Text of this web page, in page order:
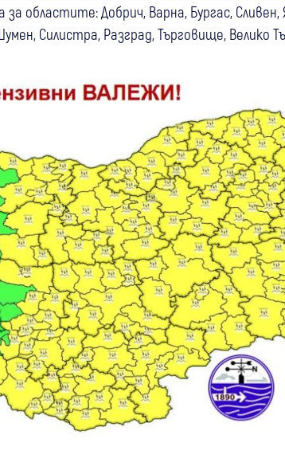
областите: Добрич, Варна, Бургас,
Силистра, Разград, Търговище, Велико